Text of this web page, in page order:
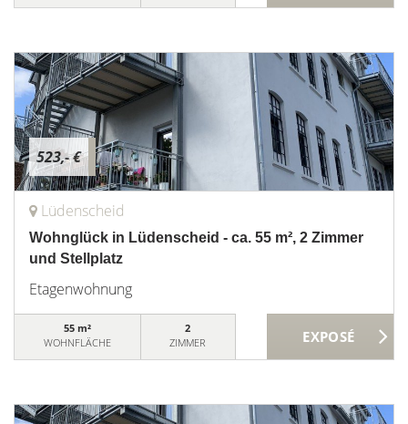
523,- €
Lüdenscheid
Wohnglück in Lüdenscheid - ca. 55 m², 2 Zimmer
und Stellplatz
Etagenwohnung
55 m²
WOHNFLÄCHE
2
ZIMMER